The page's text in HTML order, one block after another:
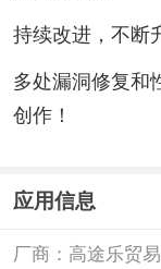
持续改进，不断
多处漏洞修复和
创作！
应用信息
厂商： 高途乐贸